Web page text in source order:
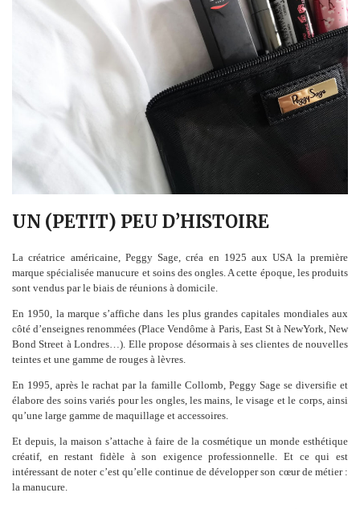
UN (PETIT) PEU D’HISTOIRE
La créatrice américaine, Peggy Sage, créa en 1925 aux USA la première
marque spécialisée manucure et soins des ongles. A cette époque, les produits
sont vendus par le biais de réunions à domicile.
En 1950, la marque s’affiche dans les plus grandes capitales mondiales aux
côté d’enseignes renommées (Place Vendôme à Paris, East St à NewYork, New
Bond Street à Londres…). Elle propose désormais à ses clientes de nouvelles
teintes et une gamme de rouges à lèvres.
En 1995, après le rachat par la famille Collomb, Peggy Sage se diversifie et
élabore des soins variés pour les ongles, les mains, le visage et le corps, ainsi
qu’une large gamme de maquillage et accessoires.
Et depuis, la maison s’attache à faire de la cosmétique un monde esthétique
créatif, en restant fidèle à son exigence professionnelle. Et ce qui est
intéressant de noter c’est qu’elle continue de développer son cœur de métier :
la manucure.